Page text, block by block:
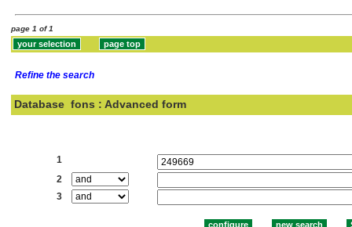
page 1 of 1
Refine the search
Database fons : Advanced form
1
2
3